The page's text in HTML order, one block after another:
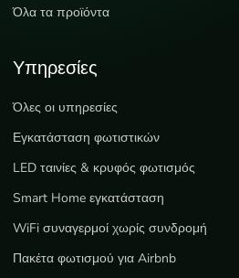
Όλα τα προϊόντα
Υπηρεσίες
Όλες οι υπηρεσίες
Εγκατάσταση φωτιστικών
LED ταινίες & κρυφός φωτισμός
Smart Home εγκατάσταση
WiFi συναγερμοί χωρίς συνδρομή
Πακέτα φωτισμού για Airbnb